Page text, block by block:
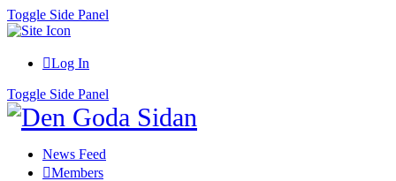
Toggle Side Panel
Log In
Toggle Side Panel
News Feed
Members